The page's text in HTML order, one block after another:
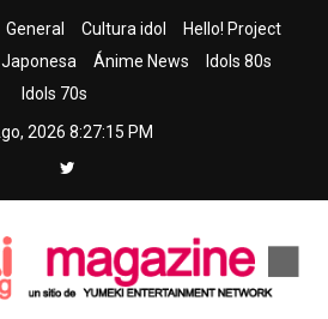
General Cultura idol
Hello! Project
Ánime News
Idols 80s
Idols 70s
2026 8:27:16 PM